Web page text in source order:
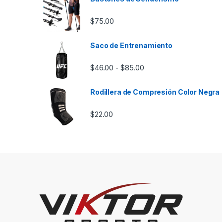
$75.00
Saco de Entrenamiento
$46.00 - $85.00 Rango de precios:
Rodillera de Compresión Color Negra
$22.00